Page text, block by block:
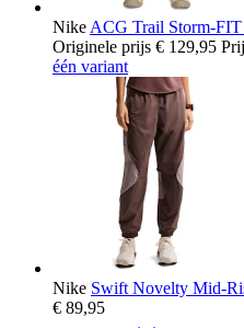
Nike ACG Trail Storm-
Originele prijs € 129,95
één variant
Nike Swift Novelty Mid-
€ 89,95